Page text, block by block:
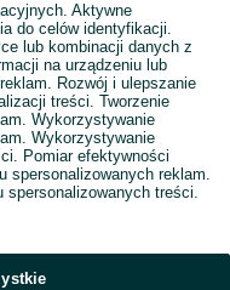
Aktywne
do celów identyfikacji.
lub kombinacji danych z
na urządzeniu lub
Rozwój i ulepszanie
treści. Tworzenie
Wykorzystywanie
Wykorzystywanie
Pomiar efektywności
spersonalizowanych reklam.
spersonalizowanych treści.